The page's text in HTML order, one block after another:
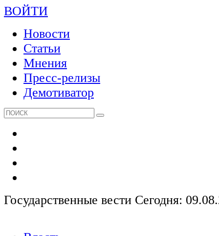
ВОЙТИ
Новости
Статьи
Мнения
Пресс-релизы
Демотиватор
Государственные вести Сегодня: